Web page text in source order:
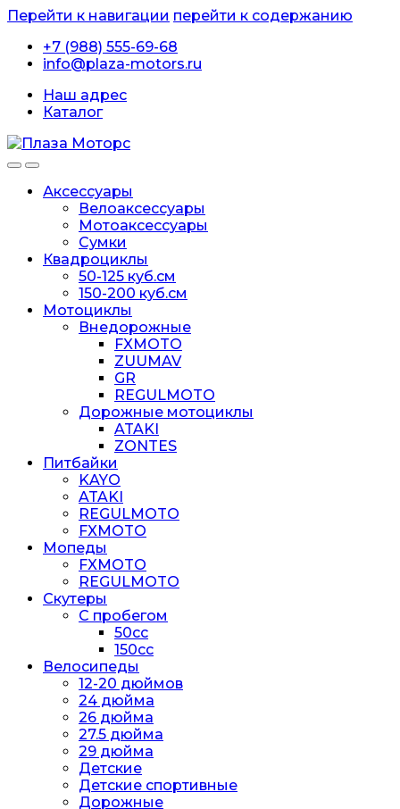
Перейти к навигации перейти к содержанию
+7 (988) 555-69-68
info@plaza-motors.ru
Наш адрес
Каталог
Аксессуары
Велоаксессуары
Мотоаксессуары
Сумки
Квадроциклы
50-125 куб.см
150-200 куб.см
Мотоциклы
Внедорожные
FXMOTO
ZUUMAV
GR
REGULMOTO
Дорожные мотоциклы
ATAKI
ZONTES
Питбайки
KAYO
ATAKI
REGULMOTO
FXMOTO
Мопеды
FXMOTO
REGULMOTO
Скутеры
С пробегом
50cc
150cc
Велосипеды
12-20 дюймов
24 дюйма
26 дюйма
27.5 дюйма
29 дюйма
Детские
Детские спортивные
Дорожные